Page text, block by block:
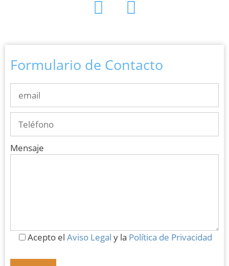
Formulario de Contacto
Mensaje
Acepto el Aviso Legal y la Política de Privacidad